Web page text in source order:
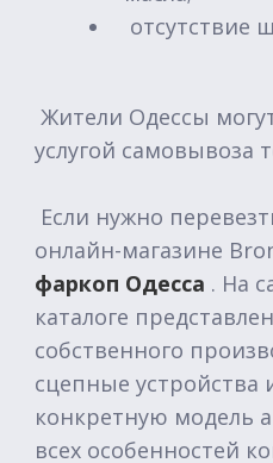
отсутствие
Жители Одессы
услугой самовывоза
Если нужно
онлайн-магазине
фаркоп Одесса . На
каталоге
собственного
сцепные устройства
конкретную модель
всех особенностей